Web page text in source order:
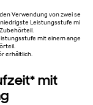
Verwendung von zwei se
Leistungsstufe mi
mit einem ange
erhältlich.
mit